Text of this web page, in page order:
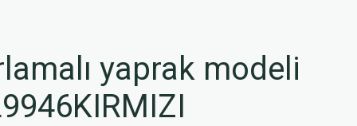
yaprak modeli